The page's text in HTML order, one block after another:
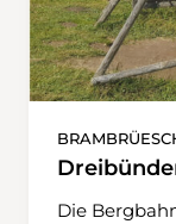
Die